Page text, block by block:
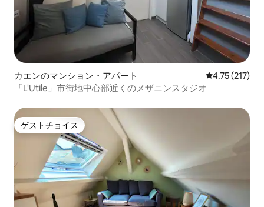
カエンのマンション・アパート レビュー217
4.75 (217)
「L'Utile」市街地中心部近くのメザニンスタジオ
ゲストチョイス
ゲストチョイス